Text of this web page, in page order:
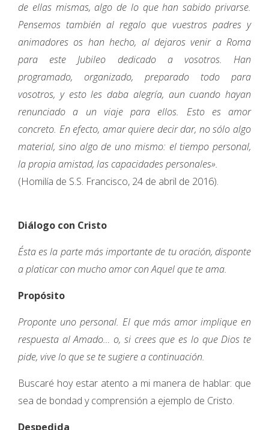
de ellas mismas, algo de lo que han sabido privarse.
Pensemos también al regalo que vuestros padres y
animadores os han hecho, al dejaros venir a Roma
para este Jubileo dedicado a vosotros. Han
programado, organizado, preparado todo para
vosotros, y esto les daba alegría, aun cuando hayan
renunciado a un viaje para ellos. Esto es amor
concreto. En efecto, amar quiere decir dar, no sólo algo
material, sino algo de uno mismo: el tiempo personal,
la propia amistad, las capacidades personales».
(Homilía de S.S. Francisco, 24 de abril de 2016).
Diálogo con Cristo
Ésta es la parte más importante de tu oración, disponte
a platicar con mucho amor con Aquel que te ama.
Propósito
Proponte uno personal. El que más amor implique en
respuesta al Amado… o, si crees que es lo que Dios te
pide, vive lo que se te sugiere a continuación.
Buscaré hoy estar atento a mi manera de hablar: que
sea de bondad y comprensión a ejemplo de Cristo.
Despedida